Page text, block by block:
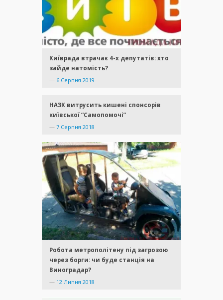
Київрада втрачає 4-х депутатів: хто
зайде натомість?
— 6 Серпня 2019
НАЗК витрусить кишені спонсорів
київської “Самопомочі”
— 7 Серпня 2018
Робота метрополітену під загрозою
через борги: чи буде станція на
Виноградар?
— 12 Липня 2018